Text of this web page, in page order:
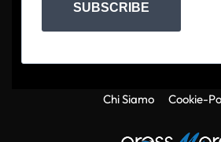
SUBSCRIBE
Chi Siamo Cookie-